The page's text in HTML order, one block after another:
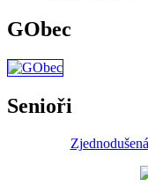
GObec
Senioři